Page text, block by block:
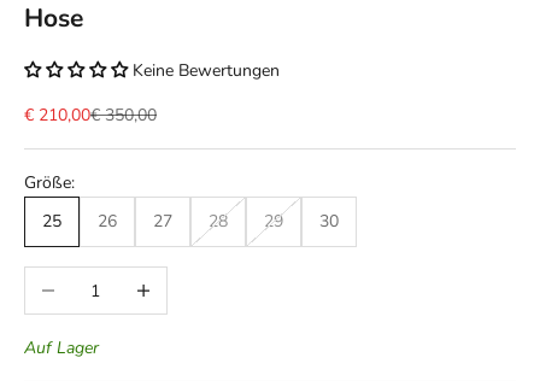
Hose
Keine Bewertungen
Angebot
€ 210,00Regulärer Preis
€ 350,00
Größe:
25
26 27 28 29 30
Anzahl verringernAnzahl erhöhen
Auf Lager